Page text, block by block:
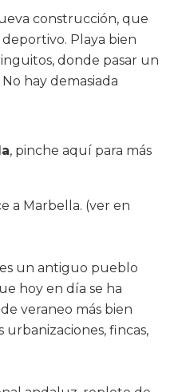
construcción, que
Playa bien
donde pasar un
hay demasiada
, pinche aquí para más
a Marbella. (ver en
un antiguo pueblo
hoy en día se ha
veraneo más bien
fincas,